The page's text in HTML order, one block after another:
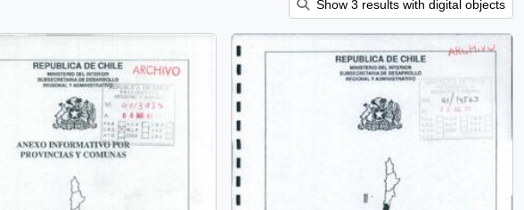
Show 3 results with digital objects